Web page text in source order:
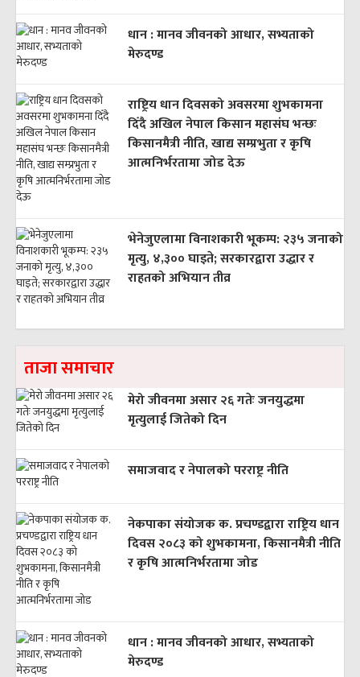
धान : मानव जीवनको आधार, सभ्यताको
मेरुदण्ड
राष्ट्रिय धान दिवसको अवसरमा शुभकामना
दिँदै अखिल नेपाल किसान महासंघ भन्छः
किसानमैत्री नीति, खाद्य सम्प्रभुता र कृषि
आत्मनिर्भरतामा जोड देऊ
भेनेजुएलामा विनाशकारी भूकम्प: २३५ जनाको
मृत्यु, ४,३०० घाइते; सरकारद्वारा उद्धार र
राहतको अभियान तीव्र
ताजा समाचार
मेरो जीवनमा असार २६ गतेः जनयुद्धमा
मृत्युलाई जितेको दिन
समाजवाद र नेपालको परराष्ट्र नीति
नेकपाका संयोजक क. प्रचण्डद्वारा राष्ट्रिय धान
दिवस २०८३ को शुभकामना, किसानमैत्री नीति
र कृषि आत्मनिर्भरतामा जोड
धान : मानव जीवनको आधार, सभ्यताको
मेरुदण्ड